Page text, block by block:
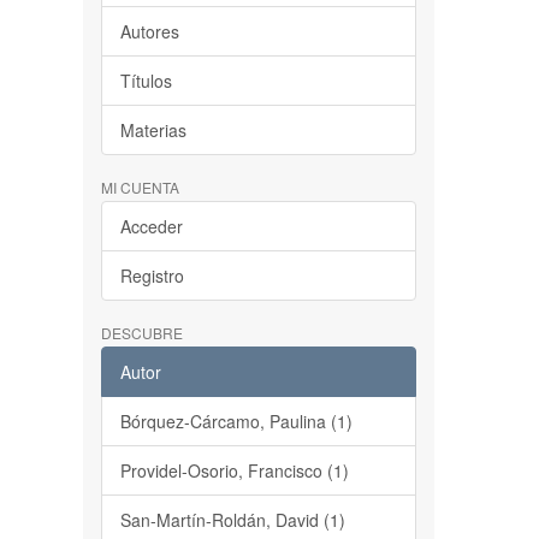
Autores
Títulos
Materias
MI CUENTA
Acceder
Registro
DESCUBRE
Autor
Bórquez-Cárcamo, Paulina (1)
Providel-Osorio, Francisco (1)
San-Martín-Roldán, David (1)